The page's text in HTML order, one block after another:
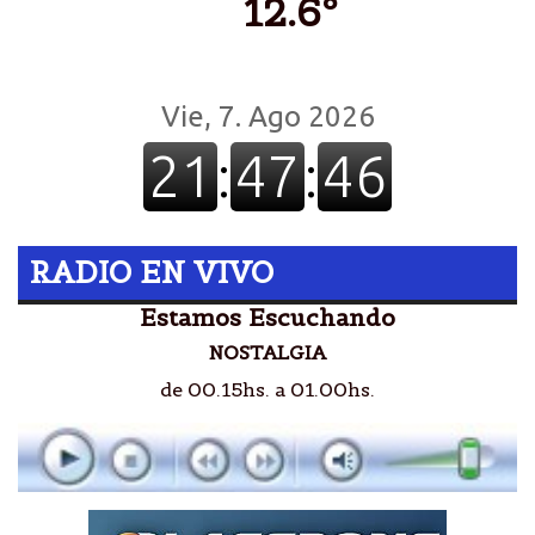
12.6º
RADIO EN VIVO
Estamos Escuchando
NOSTALGIA
de 00.15hs. a 01.00hs.